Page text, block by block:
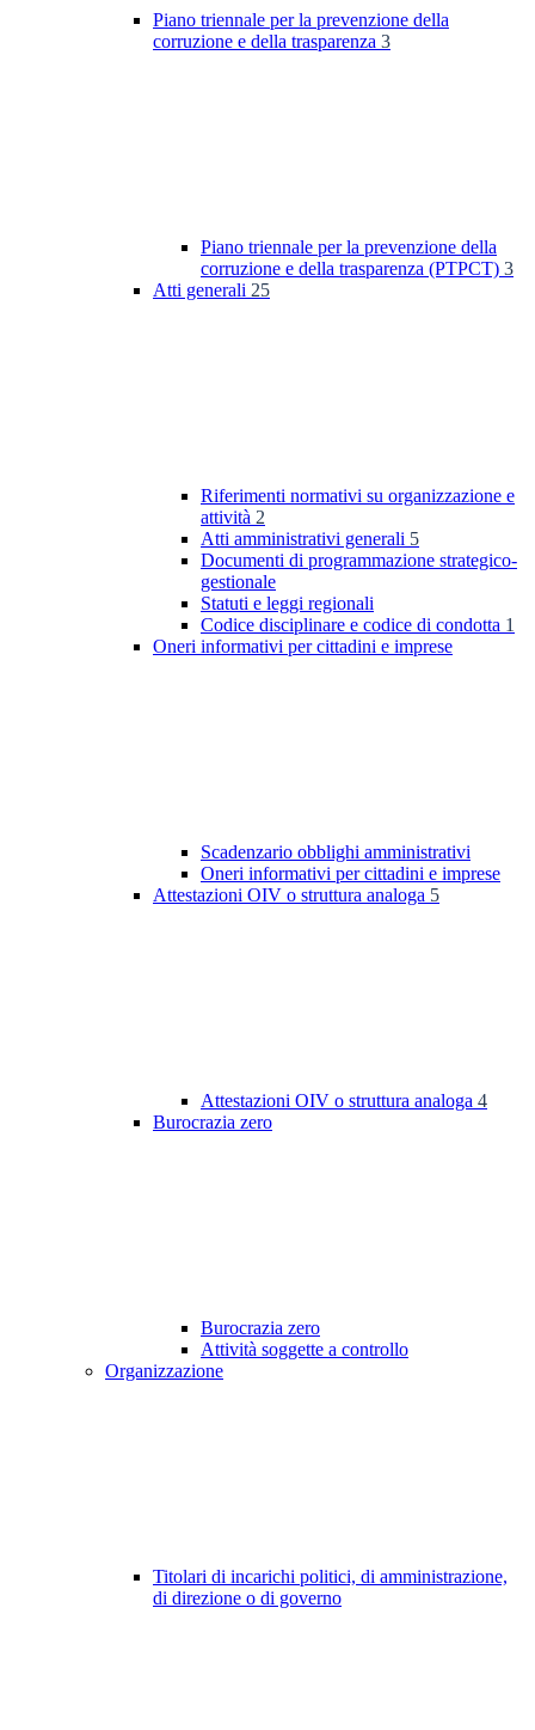
Piano triennale per la prevenzione della
corruzione e della trasparenza 3
Piano triennale per la prevenzione della
corruzione e della trasparenza (PTPCT) 3
Atti generali 25
Riferimenti normativi su organizzazione e
attività 2
Atti amministrativi generali 5
Documenti di programmazione strategico-
gestionale
Statuti e leggi regionali
Codice disciplinare e codice di condotta 1
Oneri informativi per cittadini e imprese
Scadenzario obblighi amministrativi
Oneri informativi per cittadini e imprese
Attestazioni OIV o struttura analoga 5
Attestazioni OIV o struttura analoga 4
Burocrazia zero
Burocrazia zero
Attività soggette a controllo
Organizzazione
Titolari di incarichi politici, di amministrazione,
di direzione o di governo